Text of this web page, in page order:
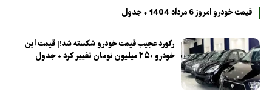
قیمت خودرو امروز 6 مرداد 1404 + جدول
رکورد عجیب قیمت خودرو شکسته شد!| قیمت این
خودرو ۲۵۰ میلیون تومان تغییر کرد + جدول